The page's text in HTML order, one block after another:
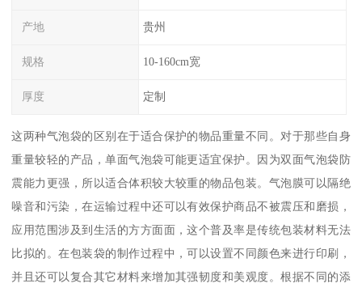
产地 贵州
规格 10-160cm宽
厚度 定制
这两种气泡袋的区别在于适合保护的物品重量不同。对于那些自身
重量较轻的产品，单面气泡袋可能更适宜保护。因为双面气泡袋防
震能力更强，所以适合体积较大较重的物品包装。气泡膜可以隔绝
噪音和污染，在运输过程中还可以有效保护商品不被震压和磨损，
应用范围涉及到生活的方方面面，这个普及率是传统包装材料无法
比拟的。在包装袋的制作过程中，可以设置不同颜色来进行印刷，
并且还可以复合其它材料来增加其强韧度和美观度。根据不同的添